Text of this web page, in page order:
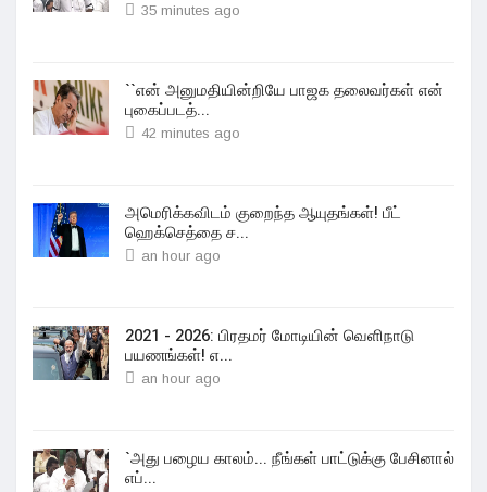
35 minutes ago
``என் அனுமதியின்றியே பாஜக தலைவர்கள் என்
புகைப்படத்...
42 minutes ago
அமெரிக்கவிடம் குறைந்த ஆயுதங்கள்! பீட்
ஹெக்செத்தை ச...
an hour ago
2021 - 2026: பிரதமர் மோடியின் வெளிநாடு
பயணங்கள்! எ...
an hour ago
`அது பழைய காலம்... நீங்கள் பாட்டுக்கு பேசினால்
எப்...